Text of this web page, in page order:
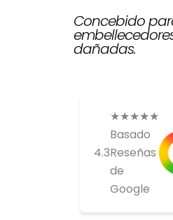
Concebido
dañadas.
4.3
★★★★★
Basado
Reseñas
de
Google